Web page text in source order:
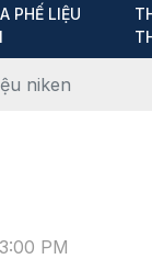
PHẾ LIỆU
niken
PM